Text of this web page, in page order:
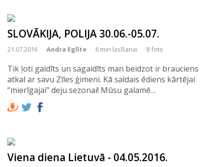
SLOVĀKIJA, POLIJA 30.06.-05.07.
21.07.2016 Andra Eglīte 6 min lasīšanai 8 foto
Tik ļoti gaidīts un sagaidīts man beidzot ir brauciens
atkal ar savu Zīles ģimeni. Kā saldais ēdiens kārtējai
‘’mierīgajai’’ deju sezonai! Mūsu galamē…
Viena diena Lietuvā - 04.05.2016.